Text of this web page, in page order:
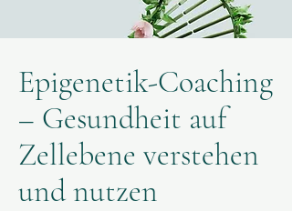
Epigenetik-Coaching
– Gesundheit auf
Zellebene verstehen
und nutzen